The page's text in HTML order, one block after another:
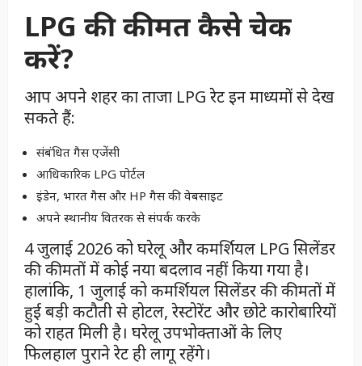
LPG की कीमत कैसे चेक
करें?
आप अपने शहर का ताजा LPG रेट इन माध्यमों से देख
सकते हैं:
संबंधित गैस एजेंसी
आधिकारिक LPG पोर्टल
इंडेन, भारत गैस और HP गैस की वेबसाइट
अपने स्थानीय वितरक से संपर्क करके
4 जुलाई 2026 को घरेलू और कमर्शियल LPG सिलेंडर
की कीमतों में कोई नया बदलाव नहीं किया गया है।
हालांकि, 1 जुलाई को कमर्शियल सिलेंडर की कीमतों में
हुई बड़ी कटौती से होटल, रेस्टोरेंट और छोटे कारोबारियों
को राहत मिली है। घरेलू उपभोक्ताओं के लिए
फिलहाल पुराने रेट ही लागू रहेंगे।